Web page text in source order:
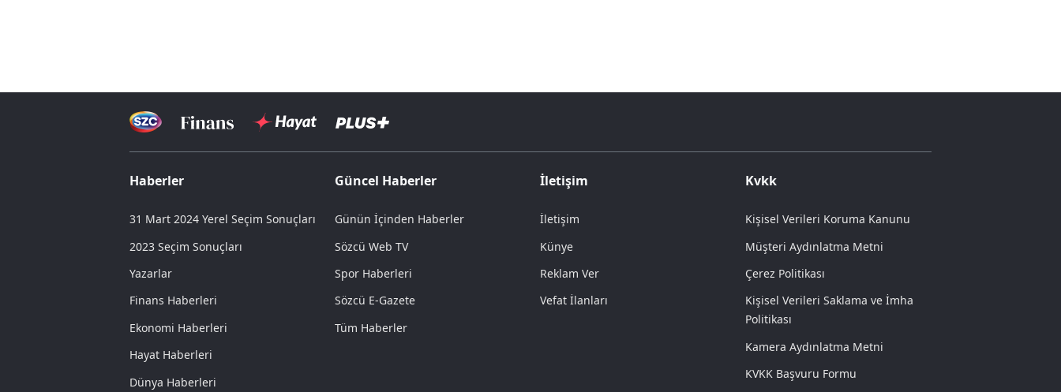
Haberler
31 Mart 2024 Yerel Seçim Sonuçları
2023 Seçim Sonuçları
Yazarlar
Finans Haberleri
Ekonomi Haberleri
Hayat Haberleri
Dünya Haberleri
Güncel Haberler
Günün İçinden Haberler
Sözcü Web TV
Spor Haberleri
Sözcü E-Gazete
Tüm Haberler
İletişim
İletişim
Künye
Reklam Ver
Vefat İlanları
Kvkk
Kişisel Verileri Koruma Kanunu
Müşteri Aydınlatma Metni
Çerez Politikası
Kişisel Verileri Saklama ve İmha
Politikası
Kamera Aydınlatma Metni
KVKK Başvuru Formu